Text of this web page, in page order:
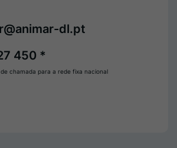
450 *
dl.pt
chamada para a rede fixa nacional